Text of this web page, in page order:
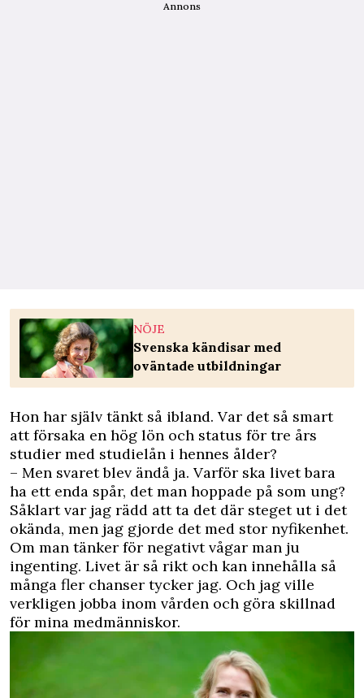
Annons
NÖJE
Svenska kändisar med
oväntade utbildningar
Hon har själv tänkt så ibland. Var det så smart
att försaka en hög lön och status för tre års
studier med studielån i hennes ålder?
– Men svaret blev ändå ja. Varför ska livet bara
ha ett enda spår, det man hoppade på som ung?
Såklart var jag rädd att ta det där steget ut i det
okända, men jag gjorde det med stor nyfikenhet.
Om man tänker för negativt vågar man ju
ingenting. Livet är så rikt och kan innehålla så
många fler chanser tycker jag. Och jag ville
verkligen jobba inom vården och göra skillnad
för mina medmänniskor.